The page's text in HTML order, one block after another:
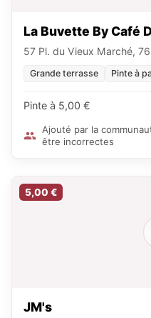
La Buvette By Café
57 Pl. du Vieux Marché,
Grande terrasse Pinte à
Pinte à 5,00 €
Ajouté par la
être incorrectes
5,00 €
JM's